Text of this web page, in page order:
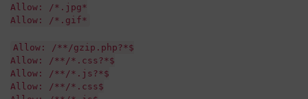
Allow: /*.jpg*
Allow: /*.gif*
Allow: /**/gzip.php?*$
Allow: /**/*.css?*$
Allow: /**/*.js?*$
Allow: /**/*.css$